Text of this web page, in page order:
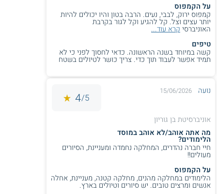
על הקמפוס
קמפוס ירוק, לבבי, נעים. הרבה בטון והיו יכולים להיות
יותר עצים וצל. קל להגיע וקל לגור בקרבת
האוניברסי קרא עוד...
טיפים
קשה במיוחד בשנה הראשונה. כדאי לחסוך לפני כי לא
תמיד אפשר לעבוד תוך כדי. צריך כושר לטיולים בשטח
נועה 15/06/2026
5/
4
אוניברסיטת בן גוריון
מה אתה אוהב/לא אוהב במוסד
הלימודים?
חיי חברה נהדרים, המחלקה נחמדה ומעניינת, הסיורים
מעולים!!
על הקמפוס
הלימודים במחלקה מהנים, מחלקה קטנה, מעניינת, אחלה
אנשים ומרצים טובים. יש סיורים וטיולים בארץ.